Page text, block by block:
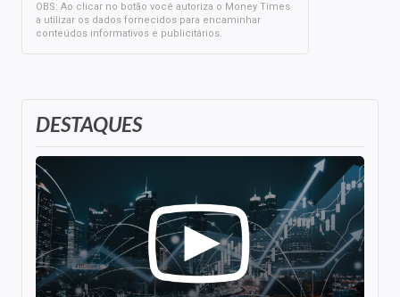
DESTAQUES
OBS: Ao clicar no botão você autoriza o Money Times
a utilizar os dados fornecidos para encaminhar
conteúdos informativos e publicitários.